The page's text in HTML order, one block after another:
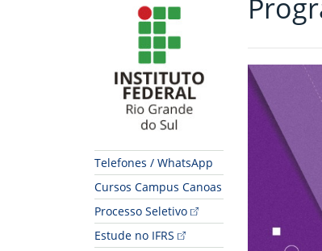
Telefones / WhatsApp
Cursos Campus Canoas
Processo Seletivo
Estude no IFRS